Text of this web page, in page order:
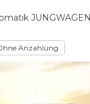
JUNGWAGEN
Anzahlung